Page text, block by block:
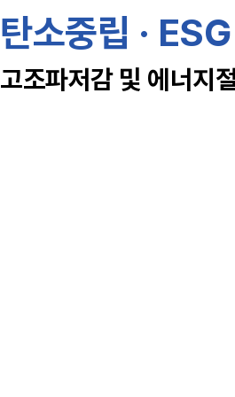
탄소중립 ·
고조파저감 및 에너지